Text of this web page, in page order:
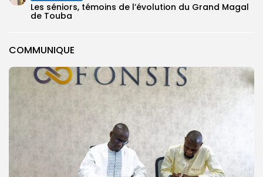
COMMUNIQUE
Les séniors, témoins de l’évolution du Grand Magal
de Touba